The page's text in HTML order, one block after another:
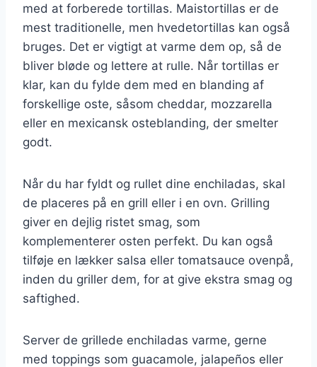
med at forberede tortillas. Maistortillas er de
mest traditionelle, men hvedetortillas kan også
bruges. Det er vigtigt at varme dem op, så de
bliver bløde og lettere at rulle. Når tortillas er
klar, kan du fylde dem med en blanding af
forskellige oste, såsom cheddar, mozzarella
eller en mexicansk osteblanding, der smelter
godt.
Når du har fyldt og rullet dine enchiladas, skal
de placeres på en grill eller i en ovn. Grilling
giver en dejlig ristet smag, som
komplementerer osten perfekt. Du kan også
tilføje en lækker salsa eller tomatsauce ovenpå,
inden du griller dem, for at give ekstra smag og
saftighed.
Server de grillede enchiladas varme, gerne
med toppings som guacamole, jalapeños eller